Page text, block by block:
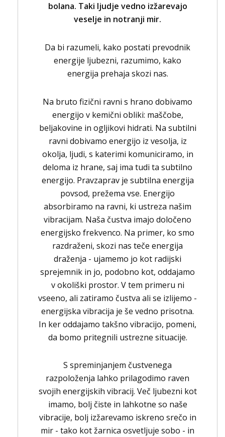
bolana. Taki ljudje vedno izžarevajo
veselje in notranji mir.
Da bi razumeli, kako postati prevodnik
energije ljubezni, razumimo, kako
energija prehaja skozi nas.
Na bruto fizični ravni s hrano dobivamo
energijo v kemični obliki: maščobe,
beljakovine in ogljikovi hidrati. Na subtilni
ravni dobivamo energijo iz vesolja, iz
okolja, ljudi, s katerimi komuniciramo, in
deloma iz hrane, saj ima tudi ta subtilno
energijo. Pravzaprav je subtilna energija
povsod, prežema vse. Energijo
absorbiramo na ravni, ki ustreza našim
vibracijam. Naša čustva imajo določeno
energijsko frekvenco. Na primer, ko smo
razdraženi, skozi nas teče energija
draženja - ujamemo jo kot radijski
sprejemnik in jo, podobno kot, oddajamo
v okoliški prostor. V tem primeru ni
vseeno, ali zatiramo čustva ali se izlijemo -
energijska vibracija je še vedno prisotna.
In ker oddajamo takšno vibracijo, pomeni,
da bomo pritegnili ustrezne situacije.
S spreminjanjem čustvenega
razpoloženja lahko prilagodimo raven
svojih energijskih vibracij. Več ljubezni kot
imamo, bolj čiste in lahkotne so naše
vibracije, bolj izžarevamo iskreno srečo in
mir - tako kot žarnica osvetljuje sobo - in